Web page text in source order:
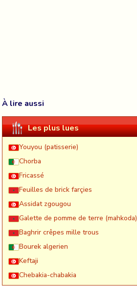
À lire aussi
Les plus lues
Youyou (patisserie)
Chorba
Fricassé
Feuilles de brick farçies
Assidat zgougou
Galette de pomme de terre (mahkoda)
Baghrir crêpes mille trous
Bourek algerien
Keftaji
Chebakia-chabakia